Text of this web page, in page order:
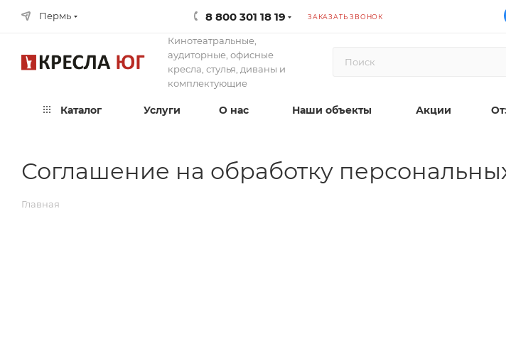
Пермь 8 800 301 18 19 ЗАКАЗАТЬ ЗВОНОК
Кинотеатральные,
аудиторные, офисные
кресла, стулья, диваны и
комплектующие
Каталог Услуги О нас Наши объекты Акции
Соглашение на обработку
Главная